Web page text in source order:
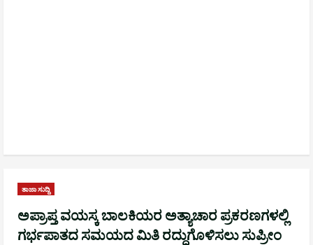
ತಾಜಾ ಸುದ್ದಿ
ಅಪ್ರಾಪ್ತ ವಯಸ್ಕ ಬಾಲಕಿಯರ ಅತ್ಯಾಚಾರ ಪ್ರಕರಣಗಳಲ್ಲಿ
ಗರ್ಭಪಾತದ ಸಮಯದ ಮಿತಿ ರದ್ದುಗೊಳಿಸಲು ಸುಪ್ರೀಂ